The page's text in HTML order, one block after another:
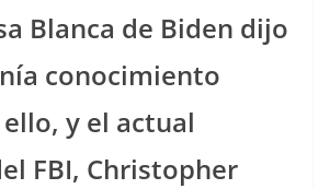
Blanca de Biden dijo
conocimiento
y el actual
FBI, Christopher